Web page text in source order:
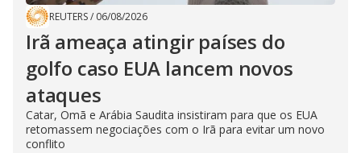
REUTERS/ 06/08/2026
Irã ameaça atingir países do
golfo caso EUA lancem novos
ataques
Catar, Omã e Arábia Saudita insistiram para que os EUA
retomassem negociações com o Irã para evitar um novo
conflito